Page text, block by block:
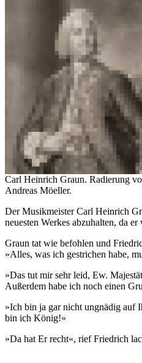
Carl Heinrich Graun. Radierung
Andreas Möeller.
Der Musikmeister Carl Heinrich
neuesten Werkes abzuhalten, da
Graun tat wie befohlen und
»Alles, was ich gestrichen habe,
»Das tut mir sehr leid, Ew.
Außerdem habe ich noch einen
»Ich bin ja gar nicht ungnädig auf
bin ich König!«
»Da hat Er recht«, rief Friedrich